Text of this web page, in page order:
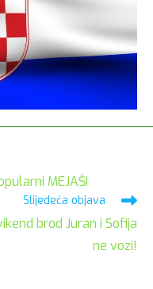
MEJAŠI
Slijedeća objava
brod Juran i Sofija
ne vozi!